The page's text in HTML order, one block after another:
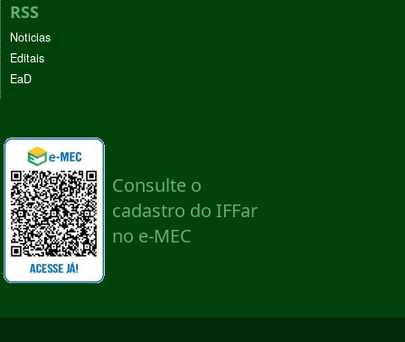
RSS
Noticias
Editais
EaD